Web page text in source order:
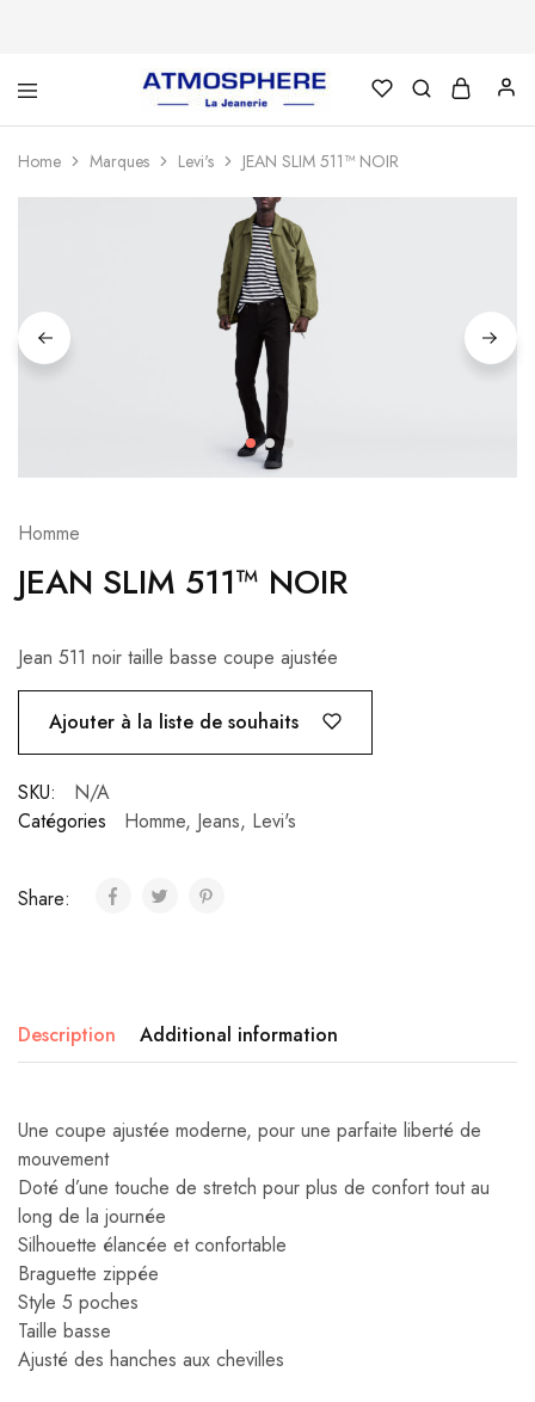
Atmosphère
La
Jeanerie
Un
utilisant
WordPress
Home Marques Levi's JEAN SLIM 511™ NOIR
Homme
JEAN SLIM 511™ NOIR
Jean 511 noir taille basse coupe ajustée
Ajouter à la liste de souhaits
SKU:
N/A
Catégories
Homme, Jeans, Levi's
Share:
Description Additional information
Une coupe ajustée moderne, pour une parfaite liberté de
mouvement
Doté d’une touche de stretch pour plus de confort tout au
long de la journée
Silhouette élancée et confortable
Braguette zippée
Style 5 poches
Taille basse
Ajusté des hanches aux chevilles